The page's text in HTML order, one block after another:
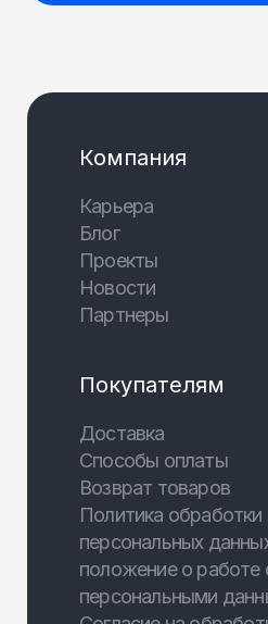
Компания
Карьера
Блог
Проекты
Новости
Партнеры
Покупателям
Доставка
Способы оплаты
Возврат товаров
Политика обработки
персональных
положение о работе
персональными